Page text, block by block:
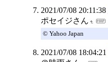
2021/07/08 20:11:38
ポセイジさん
© Yahoo Japan
2021/07/08 18:04:21